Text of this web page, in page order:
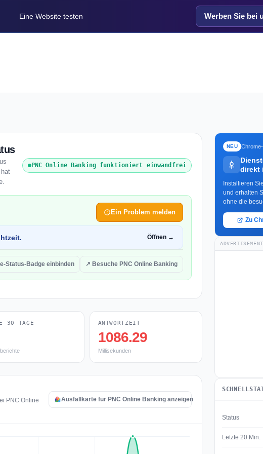
Eine Website testen Werben Sie bei
PNC Online Banking funktioniert einwandfrei
Ein Problem melden
Öffnen →
Status-Badge einbinden ↗ Besuche PNC Online Banking
30 TAGE ANTWORTZEIT
1086.29
Millisekunden
PNC Online
Ausfallkarte für PNC Online Banking anzeigen
NEU
direkt
Installieren
und erhalten
ohne die
Zu
ADVERTISEMENT
Status
Letzte 20 Min.